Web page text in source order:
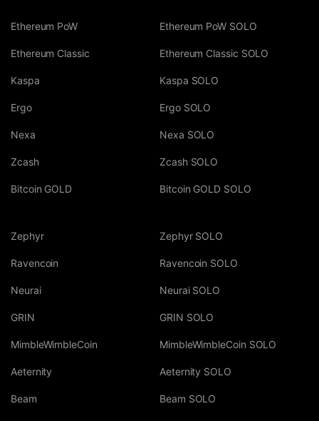
Ethereum PoW
Ethereum Classic
Kaspa
Ergo
Nexa
Zcash
Bitcoin GOLD
Ethereum PoW SOLO
Ethereum Classic SOLO
Kaspa SOLO
Ergo SOLO
Nexa SOLO
Zcash SOLO
Bitcoin GOLD SOLO
Zephyr
Ravencoin
Neurai
GRIN
MimbleWimbleCoin
Aeternity
Beam
Zephyr SOLO
Ravencoin SOLO
Neurai SOLO
GRIN SOLO
MimbleWimbleCoin SOLO
Aeternity SOLO
Beam SOLO